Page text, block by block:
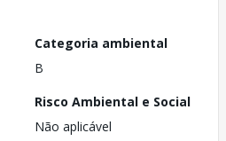
Categoria ambiental
B
Risco Ambiental e Social
Não aplicável